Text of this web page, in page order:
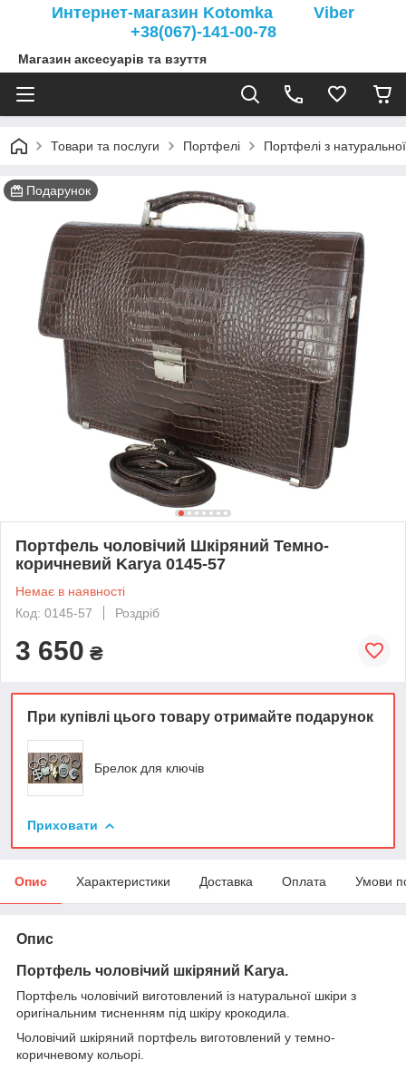
Интернет-магазин Kotomka Viber
+38(067)-141-00-78
Магазин аксесуарів та взуття
Товари та послуги Портфелі Портфелі з
Подарунок
Портфель чоловічий Шкіряний Темно-
коричневий Karya 0145-57
Немає в наявності
Код: 0145-57
Роздріб
3 650 ₴
При купівлі цього товару отримайте подарунок
Брелок для ключів
Приховати
Опис Характеристики Доставка Оплата Умови
Опис
Портфель чоловічий шкіряний Karya.
Портфель чоловічий виготовлений із натуральної шкіри з
оригінальним тисненням під шкіру крокодила.
Чоловічий шкіряний портфель виготовлений у темно-
коричневому кольорі.